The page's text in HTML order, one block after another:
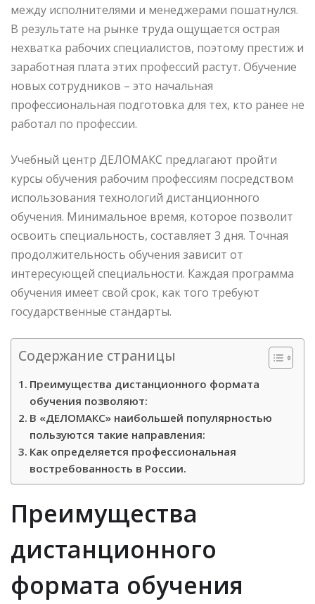
между исполнителями и менеджерами пошатнулся.
В результате на рынке труда ощущается острая
нехватка рабочих специалистов, поэтому престиж и
заработная плата этих профессий растут. Обучение
новых сотрудников – это начальная
профессиональная подготовка для тех, кто ранее не
работал по профессии.
Учебный центр ДЕЛОМАКС предлагают пройти
курсы обучения рабочим профессиям посредством
использования технологий дистанционного
обучения. Минимальное время, которое позволит
освоить специальность, составляет 3 дня. Точная
продолжительность обучения зависит от
интересующей специальности. Каждая программа
обучения имеет свой срок, как того требуют
государственные стандарты.
Содержание страницы
Преимущества дистанционного формата
обучения позволяют:
В «ДЕЛОМАКС» наибольшей популярностью
пользуются такие направления:
Как определяется профессиональная
востребованность в России.
Преимущества
дистанционного
формата обучения